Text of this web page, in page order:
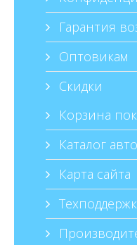
Гарантия
Оптовикам
Скидки
Корзина
Каталог
Карта сайта